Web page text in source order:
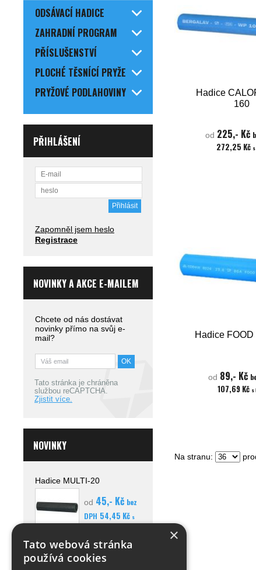
ODSÁVACÍ HADICE
ZAHRADNÍ PROGRAM
PŘÍSLUŠENSTVÍ
PLOCHÉ TĚSNÍCÍ PRYŽE
PRYŽOVÉ PODLAHOVINY
PŘIHLÁŠENÍ
Zapomněl jsem heslo
Registrace
NOVINKY A AKCE E-MAILEM
Chcete od nás dostávat
novinky přímo na svůj e-
mail?
Tato stránka je chráněna
službou reCAPTCHA.
Zjistit více.
NOVINKY
Hadice MULTI-20
od 45,- Kč bez
DPH 54,45 Kč s
Hadice AQUA SU
Hadice
160
od 225,- Kč
272,25 Kč
Hadice
od 89,- Kč
107,69 Kč s
Na stranu:
×
Tato webová stránka
používá cookies